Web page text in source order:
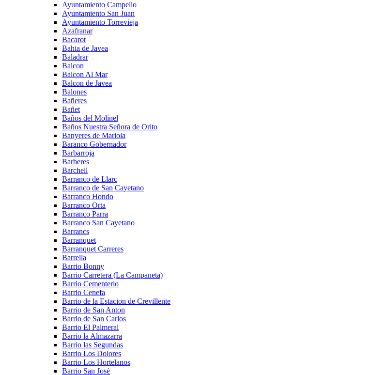
Ayuntamiento Campello
Ayuntamiento San Juan
Ayuntamiento Torrevieja
Azafranar
Bacarot
Bahia de Javea
Baladrar
Balcon
Balcon Al Mar
Balcon de Javea
Balones
Bañeres
Bañet
Baños del Molinel
Baños Nuestra Señora de Orito
Banyeres de Mariola
Baranco Gobernador
Barbarroja
Barberes
Barchell
Barranco de Llarc
Barranco de San Cayetano
Barranco Hondo
Barranco Orta
Barranco Parra
Barranco San Cayetano
Barrancs
Barranquet
Barranquet Carreres
Barrella
Barrio Bonny
Barrio Carretera (La Campaneta)
Barrio Cementerio
Barrio Cenefa
Barrio de la Estacion de Crevillente
Barrio de San Anton
Barrio de San Carlos
Barrio El Palmeral
Barrio la Almazarra
Barrio las Segundas
Barrio Los Dolores
Barrio Los Hortelanos
Barrio San José